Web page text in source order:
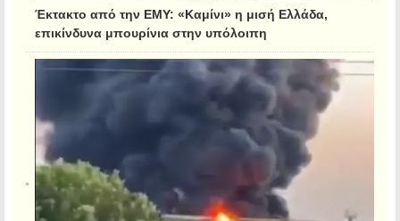
Έκτακτο από την ΕΜΥ: «Καμίνι» η μισή Ελλάδα,
επικίνδυνα μπουρίνια στην υπόλοιπη